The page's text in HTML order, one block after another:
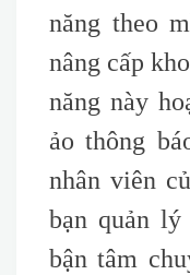
năng theo
nâng cấp
năng này
ảo thông
nhân viên
bạn quản
bận tâm